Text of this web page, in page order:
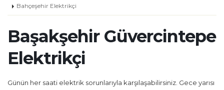
Bahçeşehir Elektrikçi
Başakşehir Güvercintepe
Elektrikçi
Günün her saati elektrik sorunlarıyla karşılaşabilirsiniz. Gece yarısı